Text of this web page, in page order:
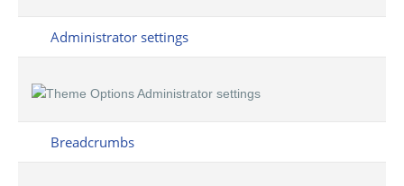
Administrator settings
Breadcrumbs